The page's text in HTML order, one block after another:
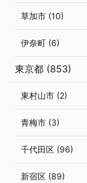
草加市 (10)
伊奈町 (6)
東京都 (853)
東村山市 (2)
青梅市 (3)
千代田区 (96)
新宿区 (89)